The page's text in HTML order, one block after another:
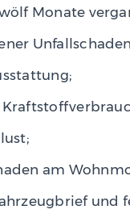
Monate
am
und